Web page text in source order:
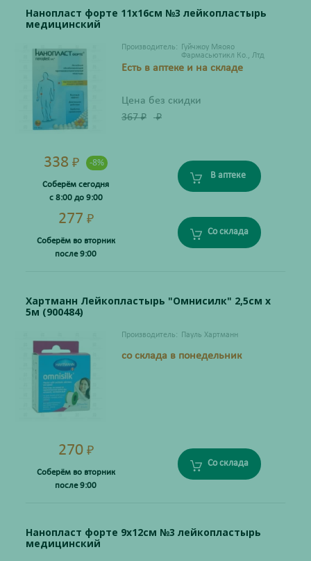
Нанопласт форте 11х16см №3 лейкопластырь
медицинский
Производитель:
Гуйчжоу Мяояо
Фармасьютикл Ко., Лтд
Есть в аптеке и на складе
Цена без скидки
367₽ ₽
338 ₽ -8%
Соберём сегодня
с 8:00 до 9:00
В аптеке
277 ₽
Соберём во вторник
после 9:00
Со склада
Хартманн Лейкопластырь "Омнисилк" 2,5см х
5м (900484)
Производитель: Пауль Хартманн
со склада в понедельник
270 ₽
Соберём во вторник
после 9:00
Со склада
Нанопласт форте 9х12см №3 лейкопластырь
медицинский